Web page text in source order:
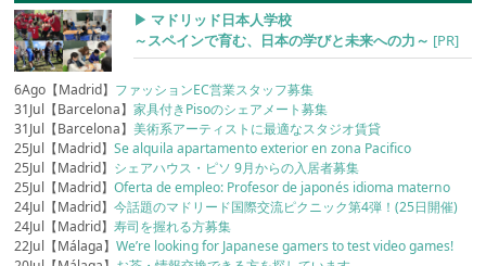
▶︎ マドリッド日本人学校
～スペインで育む、日本の学びと未来への力～ [PR]
6Ago【Madrid】 ファッションEC営業スタッフ募集
31Jul【Barcelona】家具付きPisoのシェアメート募集
31Jul【Barcelona】美術系アーティストに最適なスタジオ賃貸
25Jul【Madrid】Se alquila apartamento exterior en zona Pacifico
25Jul【Madrid】 シェアハウス・ピソ 9月からの入居者募集
25Jul【Madrid】Oferta de empleo: Profesor de japonés idioma materno
24Jul【Madrid】今話題のマドリード国際交流ピクニック第4弾！(25日開催)
24Jul【Madrid】寿司を握れる方募集
22Jul【Málaga】We’re looking for Japanese gamers to test video games!